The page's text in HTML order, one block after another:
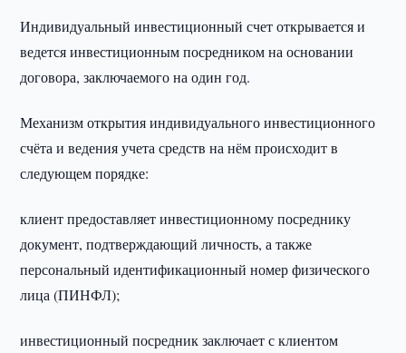
Индивидуальный инвестиционный счет открывается и
ведется инвестиционным посредником на основании
договора, заключаемого на один год.
Механизм открытия индивидуального инвестиционного
счёта и ведения учета средств на нём происходит в
следующем порядке:
клиент предоставляет инвестиционному посреднику
документ, подтверждающий личность, а также
персональный идентификационный номер физического
лица (ПИНФЛ);
инвестиционный посредник заключает с клиентом